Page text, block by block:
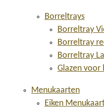
Borreltrays
Borreltray
Borreltray
Borreltray
Glazen voor
Menukaarten
Eiken